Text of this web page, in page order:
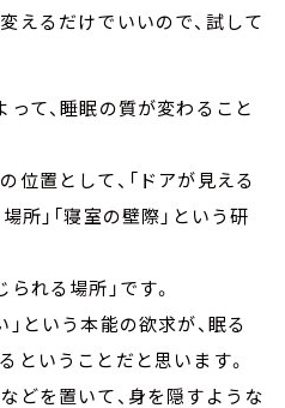
えるだけでいいので、試して
って、睡眠の質が変わること
置として、「ドアが見える
所」「寝室の壁際」という研
れる場所」です。
という本能の欲求が、眠る
ということだと思います。
どを置いて、身を隠すような